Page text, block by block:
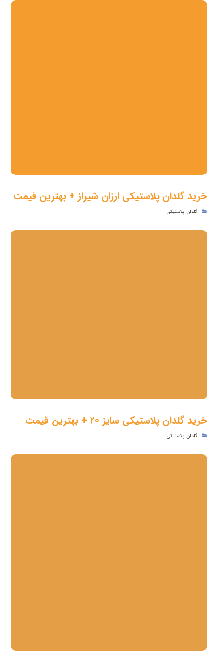
خرید گلدان پلاستیکی ارزان شیراز + بهترین قیمت
گلدان پلاستیکی
خرید گلدان پلاستیکی سایز 20 + بهترین قیمت
گلدان پلاستیکی